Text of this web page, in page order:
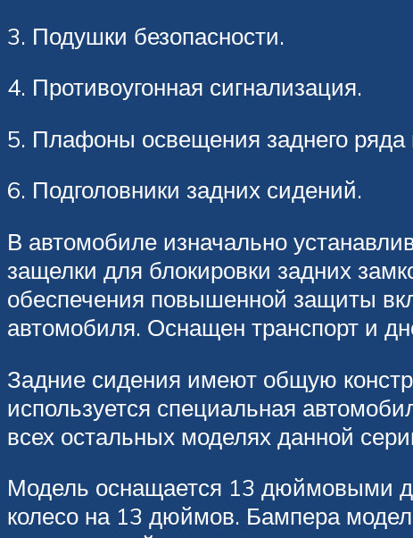
3. Подушки безопасности.
4. Противоугонная сигнализация.
5. Плафоны освещения заднего ряда
6. Подголовники задних сидений.
В автомобиле изначально
защелки для блокировки задних
обеспечения повышенной защиты
автомобиля. Оснащен транспорт и
Задние сидения имеют общую
используется специальная
всех остальных моделях данной
Модель оснащается 13 дюймовыми
колесо на 13 дюймов. Бампера